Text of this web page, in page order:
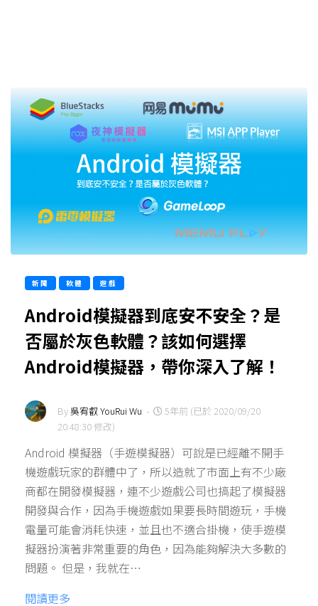
新聞 軟體 遊戲
Android模擬器到底安不安全？是
否屬於灰色軟體？該如何選擇
Android模擬器，帶你深入了解！
By吳宥叡 YouRui Wu -
5年前 (已於 2020/09/20
20:48:30 修改)
Android 模擬器（手遊模擬器）可說是已經離不開手
機遊戲玩家的群體中了，所以造就了市面上有不少廠
商都在開發模擬器，連不少遊戲公司也搞起了模擬器
開發與合作，因為手機遊戲如果要長時間遊玩，手機
電量可能會消耗快速，並且也不適合掛機，使手遊模
擬器扮演著非常重要的角色，因為能夠解決大多數的
問題。 但是，我就在…
閱讀更多